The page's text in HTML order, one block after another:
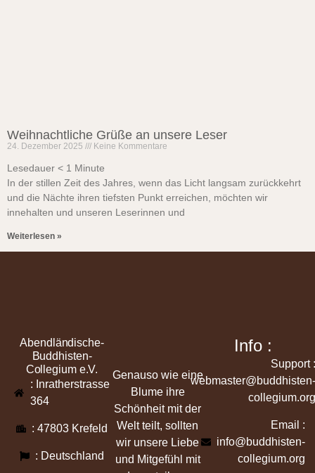
Weihnachtliche Grüße an unsere Leser
24. Dezember 2025 Keine Kommentare
Lesedauer < 1 Minute
In der stillen Zeit des Jahres, wenn das Licht langsam zurückkehrt
und die Nächte ihren tiefsten Punkt erreichen, möchten wir
innehalten und unseren Leserinnen und
Weiterlesen »
Abendländische-
Buddhisten-
Collegium e.V.
: Inratherstrasse
364
: 47803 Krefeld
: Deutschland
Genauso wie eine
Blume ihre
Schönheit mit der
Welt teilt, sollten
wir unsere Liebe
und Mitgefühl mit
Info :
Support :
webmaster@buddhisten-
collegium.org
Email :
info@buddhisten-
collegium.org